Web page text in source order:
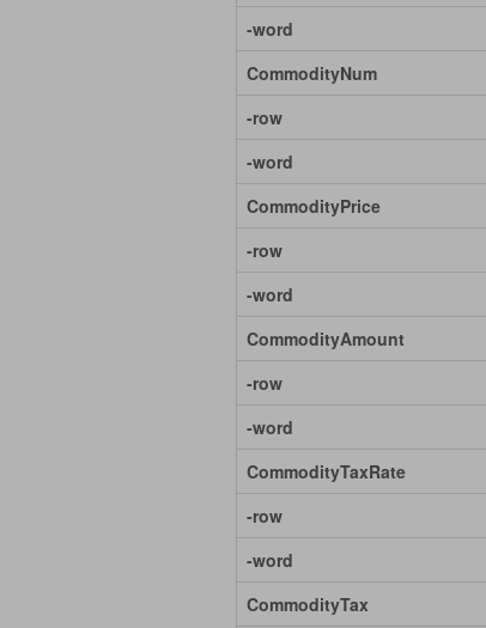
-word
CommodityNum
-row
-word
CommodityPrice
-row
-word
CommodityAmount
-row
-word
CommodityTaxRate
-row
-word
CommodityTax